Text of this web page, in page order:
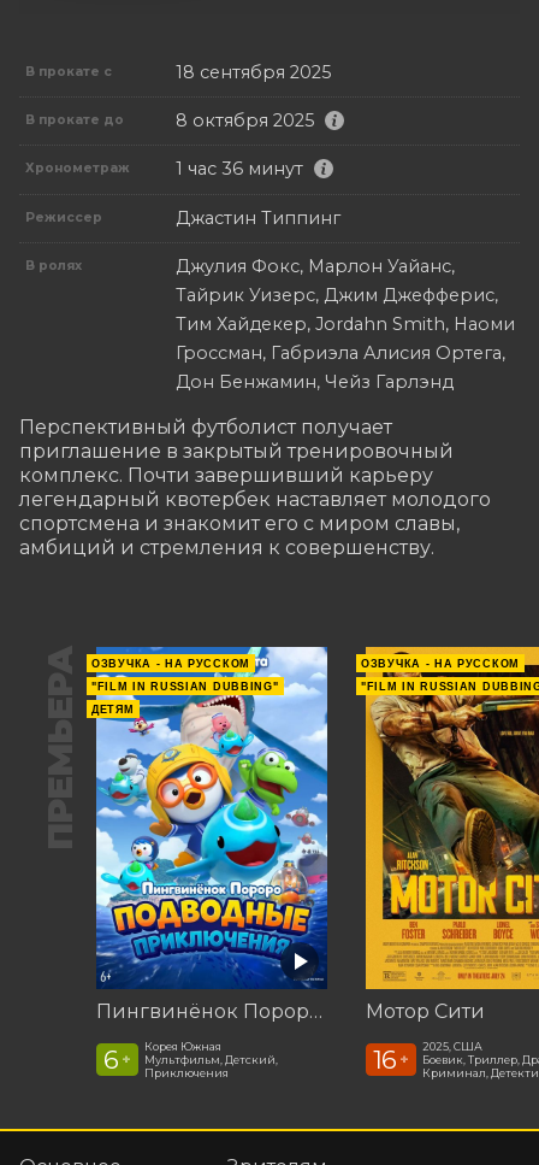
В прокате с 18 сентября 2025
В прокате до 8 октября 2025
Хронометраж 1 час 36 минут
Режиссер Джастин Типпинг
В ролях
Джулия Фокс, Марлон Уайанс,
Тайрик Уизерс, Джим Джефферис,
Тим Хайдекер, Jordahn Smith, Наоми
Гроссман, Габриэла Алисия Ортега,
Дон Бенжамин, Чейз Гарлэнд
Перспективный футболист получает
приглашение в закрытый тренировочный
комплекс. Почти завершивший карьеру
легендарный квотербек наставляет молодого
спортсмена и знакомит его с миром славы,
амбиций и стремления к совершенству.
ПРЕМЬЕРА
ОЗВУЧКА - НА РУССКОМ
"FILM IN RUSSIAN DUBBING"
ДЕТЯМ
Пингвинёнок Пороро: Подводные приключения
6 +
Корея Южная
Мультфильм, Детский,
Приключения
ОЗВУЧКА - НА РУССКОМ
"FILM IN RUSSIAN
Мотор Сити
16 +
2025, США
Боевик, Триллер,
Криминал,